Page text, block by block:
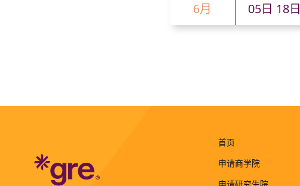
6月 05日 18日
首页
申请商学院